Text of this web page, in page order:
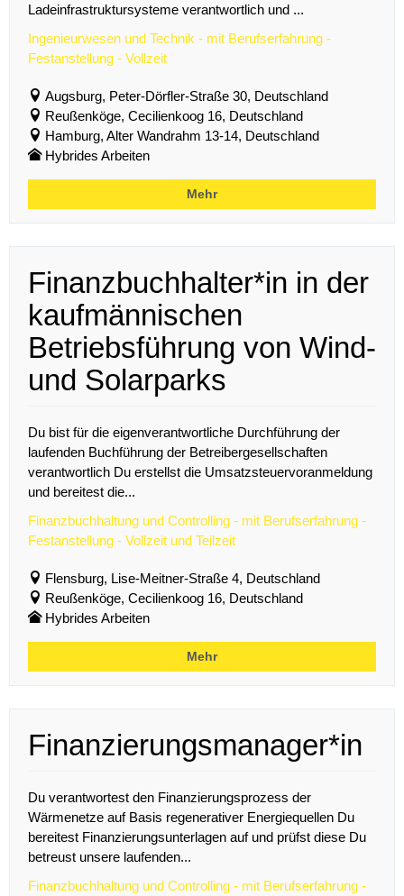
Ladeinfrastruktursysteme verantwortlich und ...
Ingenieurwesen und Technik - mit Berufserfahrung -
Festanstellung - Vollzeit
Augsburg, Peter-Dörfler-Straße 30, Deutschland
Reußenköge, Cecilienkoog 16, Deutschland
Hamburg, Alter Wandrahm 13-14, Deutschland
Hybrides Arbeiten
Mehr
Finanzbuchhalter*in in der
kaufmännischen
Betriebsführung von Wind-
und Solarparks
Du bist für die eigenverantwortliche Durchführung der
laufenden Buchführung der Betreibergesellschaften
verantwortlich Du erstellst die Umsatzsteuervoranmeldung
und bereitest die...
Finanzbuchhaltung und Controlling - mit Berufserfahrung -
Festanstellung - Vollzeit und Teilzeit
Flensburg, Lise-Meitner-Straße 4, Deutschland
Reußenköge, Cecilienkoog 16, Deutschland
Hybrides Arbeiten
Mehr
Finanzierungsmanager*in
Du verantwortest den Finanzierungsprozess der
Wärmenetze auf Basis regenerativer Energiequellen Du
bereitest Finanzierungsunterlagen auf und prüfst diese Du
betreust unsere laufenden...
Finanzbuchhaltung und Controlling - mit Berufserfahrung -